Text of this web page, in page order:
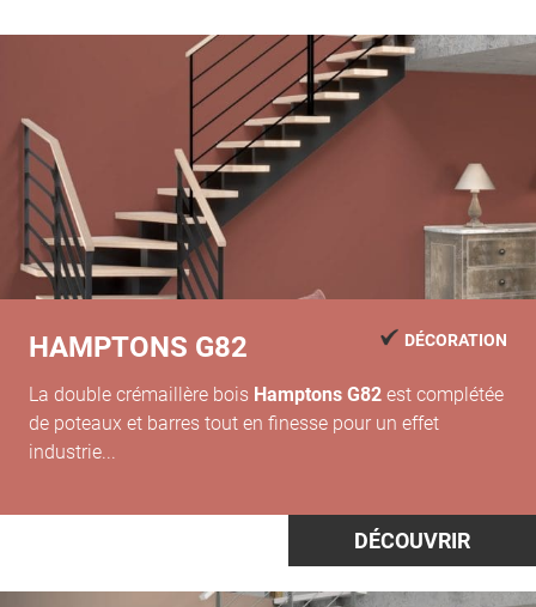
HAMPTONS G82 DÉCORATION
La double crémaillère bois Hamptons G82 est complétée
de poteaux et barres tout en finesse pour un effet
industrie...
DÉCOUVRIR